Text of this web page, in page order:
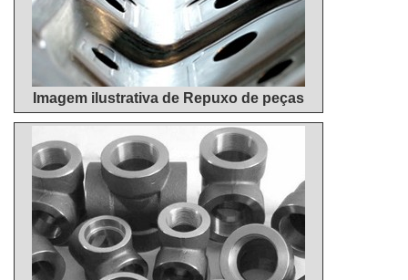
Imagem ilustrativa de Repuxo de peças